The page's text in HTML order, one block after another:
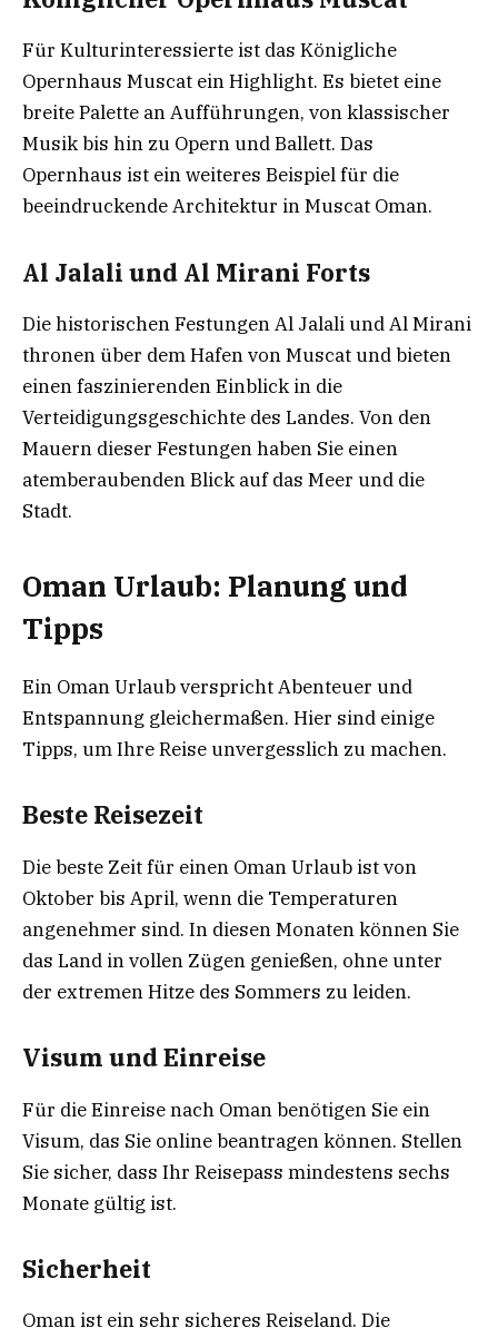
Für Kulturinteressierte ist das Königliche
Opernhaus Muscat ein Highlight. Es bietet eine
breite Palette an Aufführungen, von klassischer
Musik bis hin zu Opern und Ballett. Das
Opernhaus ist ein weiteres Beispiel für die
beeindruckende Architektur in Muscat Oman.
Al Jalali und Al Mirani Forts
Die historischen Festungen Al Jalali und Al Mirani
thronen über dem Hafen von Muscat und bieten
einen faszinierenden Einblick in die
Verteidigungsgeschichte des Landes. Von den
Mauern dieser Festungen haben Sie einen
atemberaubenden Blick auf das Meer und die
Stadt.
Oman Urlaub: Planung und
Tipps
Ein Oman Urlaub verspricht Abenteuer und
Entspannung gleichermaßen. Hier sind einige
Tipps, um Ihre Reise unvergesslich zu machen.
Beste Reisezeit
Die beste Zeit für einen Oman Urlaub ist von
Oktober bis April, wenn die Temperaturen
angenehmer sind. In diesen Monaten können Sie
das Land in vollen Zügen genießen, ohne unter
der extremen Hitze des Sommers zu leiden.
Visum und Einreise
Für die Einreise nach Oman benötigen Sie ein
Visum, das Sie online beantragen können. Stellen
Sie sicher, dass Ihr Reisepass mindestens sechs
Monate gültig ist.
Sicherheit
Oman ist ein sehr sicheres Reiseland. Die